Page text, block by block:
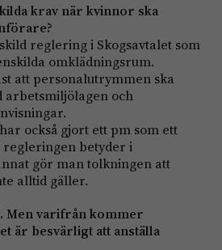
krav när kvinnor ska
reg­lering i Skogsavtalet som
omklädningsrum.
att personalutrymmen ska
arbetsmiljölagen och
också gjort ett pm som ett
regleringen betyder i
gör man tolkningen att
alltid gäller.
Men varifrån kommer
är besvärligt att anställa